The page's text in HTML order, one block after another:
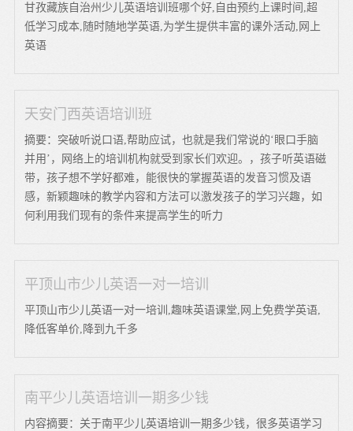
甘孜藏族自治州少儿英语培训班哪个好,自由预约上课时间,超
低学习成本,随时随地学英语,为学生提供丰富的课外活动,网上
英语
天安门西英语培训班
摘要：突破听说口语,帮助应试，也就是我们常说的‘眼口手脑
并用’，网络上的培训机构就受到家长们欢迎。，孩子听英语磁
带，孩子想不学好都难，能很快的掌握英语的发音习惯及语
感，新颖趣味的教学内容和方法可以激发孩子的学习兴趣，如
何利用我们现有的条件来提高学生的听力
平顶山市少儿英语一对一培训
平顶山市少儿英语一对一培训,趣味英语课堂,网上免费学英语,
降低客单价,降到九千多
南平少儿英语培训一期多少钱
内容摘要：关于南平少儿英语培训一期多少钱，很多英语学习